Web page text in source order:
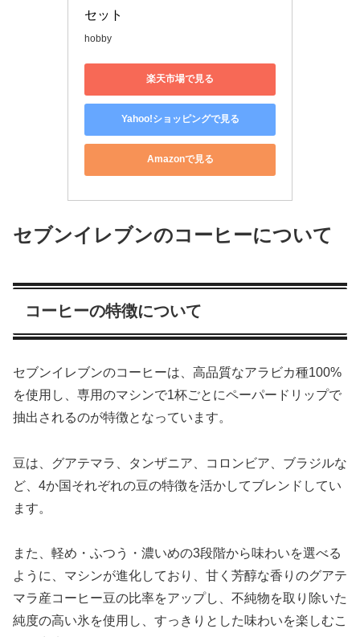
セット
hobby
楽天市場で見る
Yahoo!ショッピングで見る
Amazonで見る
セブンイレブンのコーヒーについて
コーヒーの特徴について
セブンイレブンのコーヒーは、高品質なアラビカ種100%
を使用し、専用のマシンで1杯ごとにペーパードリップで
抽出されるのが特徴となっています。
豆は、グアテマラ、タンザニア、コロンビア、ブラジルな
ど、4か国それぞれの豆の特徴を活かしてブレンドしてい
ます。
また、軽め・ふつう・濃いめの3段階から味わいを選べる
ように、マシンが進化しており、甘く芳醇な香りのグアテ
マラ産コーヒー豆の比率をアップし、不純物を取り除いた
純度の高い氷を使用し、すっきりとした味わいを楽しむこ